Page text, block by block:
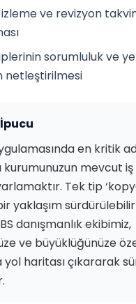
izleme ve revizyon
sorumluluk ve
netleştirilmesi
en kritik
kurumunuzun mevcut iş
Tek tip
yaklaşım sürdürülebilir
danışmanlık ekibimiz,
ve büyüklüğünüze
haritası çıkararak